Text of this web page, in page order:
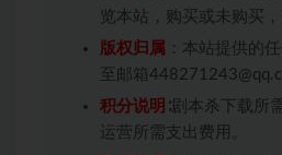
览本站，购买或未购买
版权归属 ：本站提供的
至邮箱
积分说明 ∶剧本杀下载所
运营所需支出费用。